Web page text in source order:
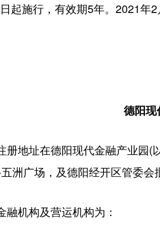
起施行，有效期5年。2021
德阳现
册地址在德阳现代金融产业园
洲广场，及德阳经开区管委
机构及营运机构为：